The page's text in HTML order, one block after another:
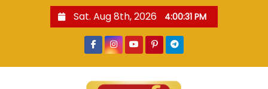
Sat. Aug 8th, 2026 4:00:32 PM